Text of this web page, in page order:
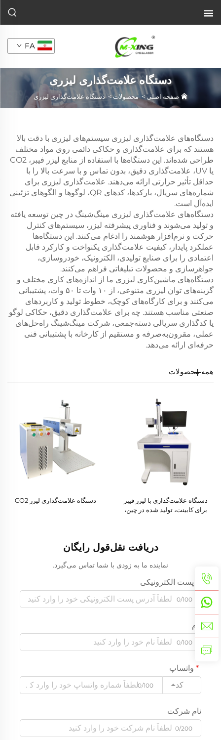
FA
دستگاه علامت‌گذاری لیزری
صفحه اصلی>محصولات>دستگاه علامت‌گذاری لیزری
دستگاه‌های علامت‌گذاری لیزری سیستم‌های لیزری با دقت بالا
هستند که برای علامت‌گذاری و حکاکی دائمی روی مواد مختلف
طراحی شده‌اند. این دستگاه‌ها با استفاده از منابع لیزر فیبر، CO2
یا UV، علامت‌گذاری دقیق، بدون تماس و با سرعت بالا را با
حداقل تأثیر حرارتی ارائه می‌دهند. علامت‌گذاری لیزری برای
شماره‌های سریال، بارکدها، کدهای QR، لوگوها و الگوهای تزئینی
ایده‌آل است.
دستگاه‌های علامت‌گذاری لیزری مینگ‌شینگ در چین توسعه یافته
و تولید می‌شوند و فناوری پیشرفته لیزر، سیستم‌های کنترل
حرکت و نرم‌افزار هوشمند را ادغام می‌کنند. این دستگاه‌ها
عملکرد پایدار، کیفیت علامت‌گذاری یکنواخت و کارکرد قابل
اعتمادی را برای صنایع تولیدی، الکترونیک، خودروسازی،
جواهرسازی و محصولات تبلیغاتی فراهم می‌کنند.
دستگاه‌های ماشین‌کاری لیزری ما از اندازه‌های کاری مختلف و
گزینه‌های توان لیزری متنوعی، از ۱۰ وات تا ۵۰ وات، پشتیبانی
می‌کنند و برای کارگاه‌های کوچک، خطوط تولید و کاربردهای
صنعتی مناسب هستند. چه برای علامت‌گذاری دقیق، حکاکی لوگو
یا کدگذاری سریالی دسته‌جمعی، شرکت مینگ‌شینگ راه‌حل‌های
عملی، مقرون‌به‌صرفه و مستقیم از کارخانه با پشتیبانی فنی
حرفه‌ای ارائه می‌دهد.
همه محصولات
دستگاه علامت‌گذاری با لیزر فیبر
برای کابینت، تولید شده در چین،
دستگاه علامت‌گذاری لیزر CO2
دریافت نقل‌قول رایگان
نماینده ما به زودی با شما تماس می‌گیرد.
پست الکترونیکی
0/100
نام
0/100
واتساپ
کد
0/100
نام شرکت
0/200